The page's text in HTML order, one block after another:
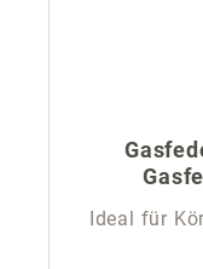
Ideal für